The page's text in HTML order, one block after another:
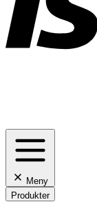
Meny
Produkter